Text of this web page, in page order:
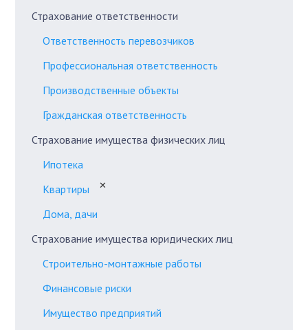
Страхование ответственности
Ответственность перевозчиков
Профессиональная ответственность
Производственные объекты
Гражданская ответственность
Страхование имущества физических лиц
Ипотека
Квартиры
✕
Дома, дачи
Страхование имущества юридических лиц
Строительно-монтажные работы
Финансовые риски
Имущество предприятий